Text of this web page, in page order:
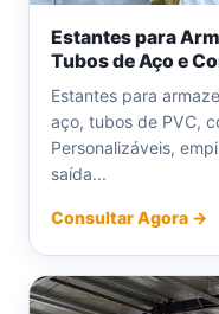
Estantes para
Tubos de Aço e
Estantes para
aço, tubos de PVC,
Personalizáveis,
saída...
Consultar Agora →